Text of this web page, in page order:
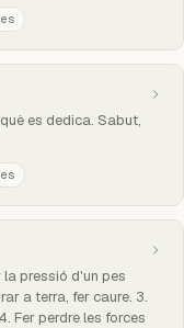
es dedica. Sabut,
la pressió d'un pes
a terra, fer caure. 3.
Fer perdre les forces